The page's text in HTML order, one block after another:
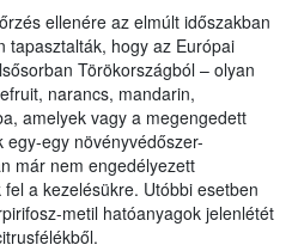
ellenére az elmúlt időszakban
tapasztalták, hogy az Európai
Törökországból – olyan
narancs, mandarin,
amelyek vagy a megengedett
egy növényvédőszer-
már nem engedélyezett
a kezelésükre. Utóbbi esetben
metil hatóanyagok jelenlétét